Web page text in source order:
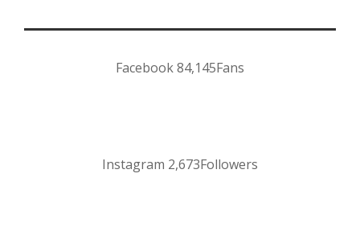
Facebook84,145Fans
Instagram 2,673Followers